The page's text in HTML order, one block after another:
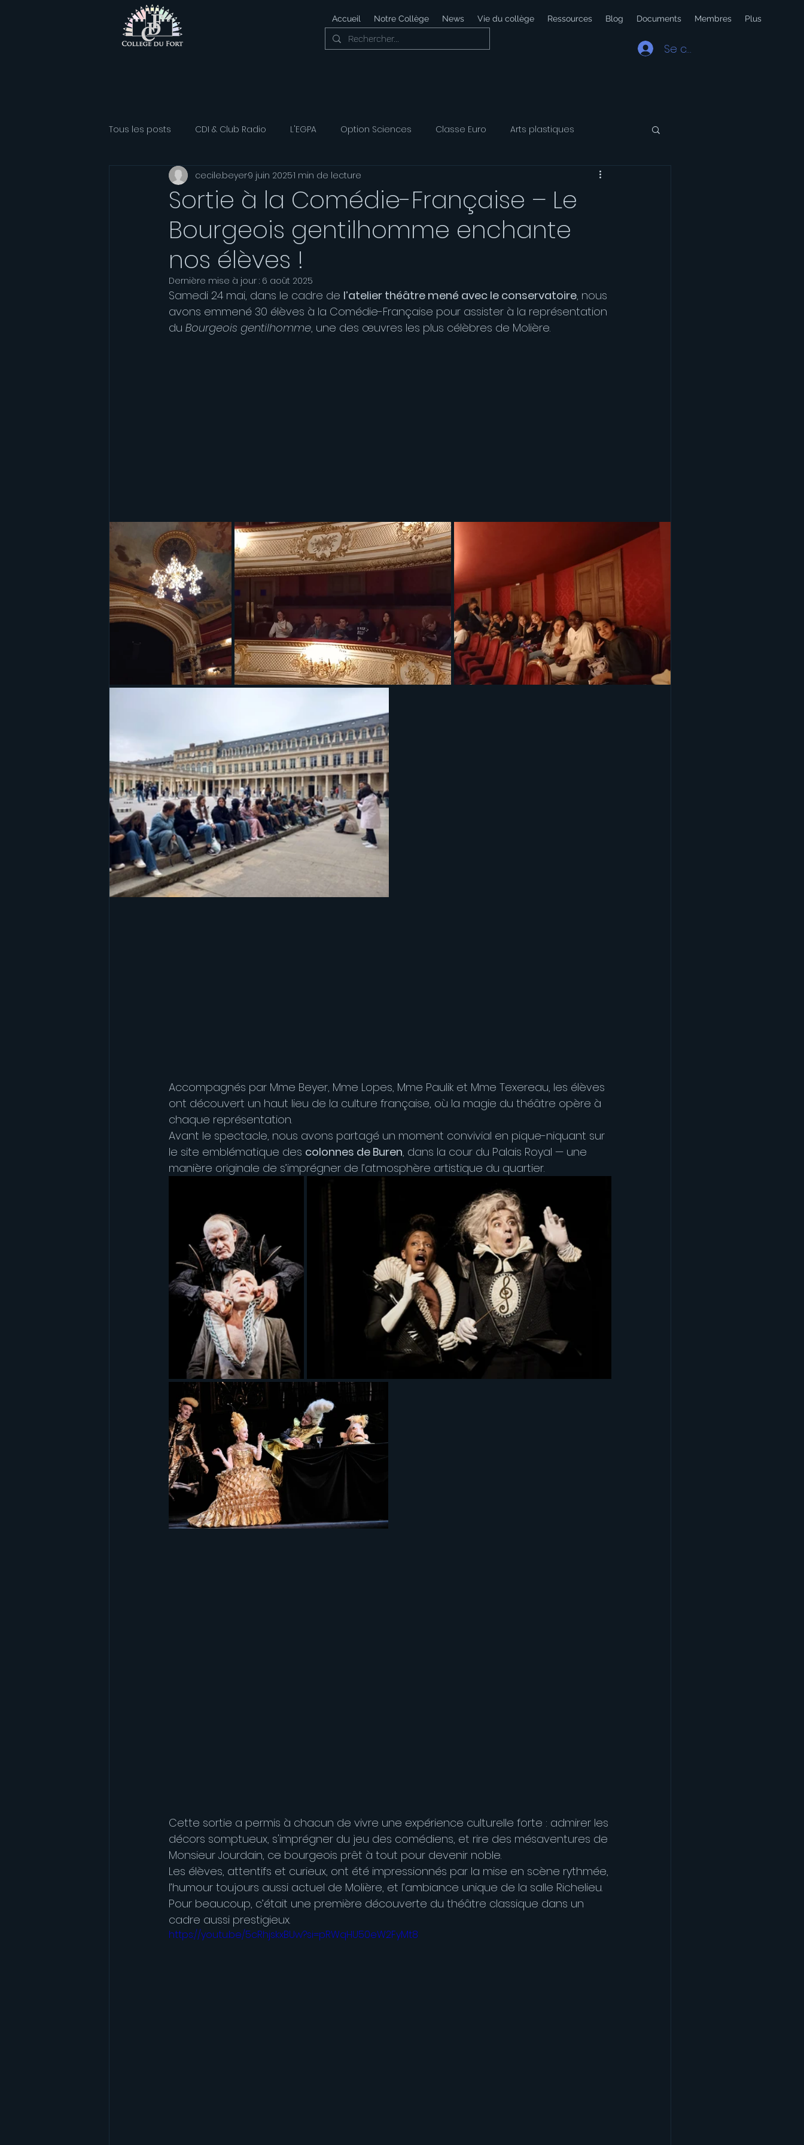
Accueil Notre Collège News Vie du collège Ressources Blog Documents Membres Plus
Se connecter
Tous les posts CDI & Club Radio L'EGPA Option Sciences Classe Euro Arts plastiques
Classe Athlétisme Option Développement Durable Voyage
Association sportive Français Option Musique Option Théatre
Sortie à la Comédie-Française – Le
Bourgeois gentilhomme enchante
nos élèves !
cecile.beyer9 juin 20251 min de lecture
Dernière mise à jour : 6 août 2025
Samedi 24 mai, dans le cadre de l’atelier théâtre mené avec le conservatoire, nous
avons emmené 30 élèves à la Comédie-Française pour assister à la représentation
du Bourgeois gentilhomme, une des œuvres les plus célèbres de Molière.
Accompagnés par Mme Beyer, Mme Lopes, Mme Paulik et Mme Texereau, les élèves
ont découvert un haut lieu de la culture française, où la magie du théâtre opère à
chaque représentation.
Avant le spectacle, nous avons partagé un moment convivial en pique-niquant sur
le site emblématique des colonnes de Buren, dans la cour du Palais Royal — une
manière originale de s’imprégner de l’atmosphère artistique du quartier.
Cette sortie a permis à chacun de vivre une expérience culturelle forte : admirer les
décors somptueux, s'imprégner du jeu des comédiens, et rire des mésaventures de
Monsieur Jourdain, ce bourgeois prêt à tout pour devenir noble.
Les élèves, attentifs et curieux, ont été impressionnés par la mise en scène rythmée,
l’humour toujours aussi actuel de Molière, et l’ambiance unique de la salle Richelieu.
Pour beaucoup, c’était une première découverte du théâtre classique dans un
cadre aussi prestigieux.
https://youtu.be/5cRhjskxBUw?si=pRWqHU50eW2FyMt8